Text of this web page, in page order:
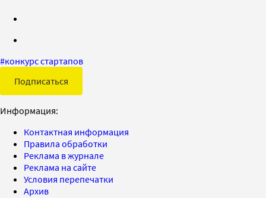
#конкурс стартапов
Подписаться
Информация:
Контактная информация
Правила обработки
Реклама в журнале
Реклама на сайте
Условия перепечатки
Архив